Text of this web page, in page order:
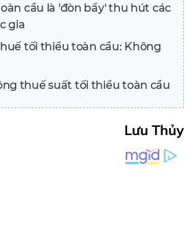
cầu là 'đòn bẩy' thu hút các
gia
tối thiểu toàn cầu: Không
thuế suất tối thiểu toàn cầu
Lưu Thủy